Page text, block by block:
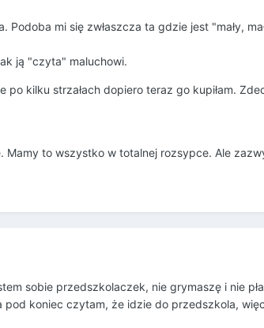
mi się zwłaszcza ta gdzie jest "mały,
ją "czyta" maluchowi.
po kilku strzałach dopiero teraz go kupiłam.
Mamy to wszystko w totalnej rozsypce. Ale
sobie przedszkolaczek, nie grymaszę i nie
koniec czytam, że idzie do przedszkola,